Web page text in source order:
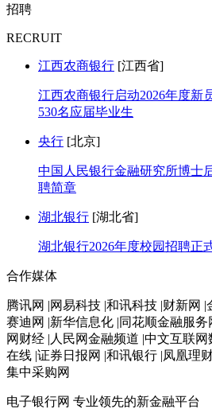
招聘
RECRUIT
江西农商银行 [江西省]
江西农商银行启动2026年度新
530名应届毕业生
央行 [北京]
中国人民银行金融研究所博士
聘简章
湖北银行 [湖北省]
湖北银行2026年度校园招聘正
合作媒体
腾讯网 |网易科技 |和讯科技 |财新网
赛迪网 |新华信息化 |同花顺金融服
网财经 |人民网金融频道 |中文互联
在线 |证券日报网 |和讯银行 |凤凰理
集中采购网
电子银行网 专业领先的新金融平台